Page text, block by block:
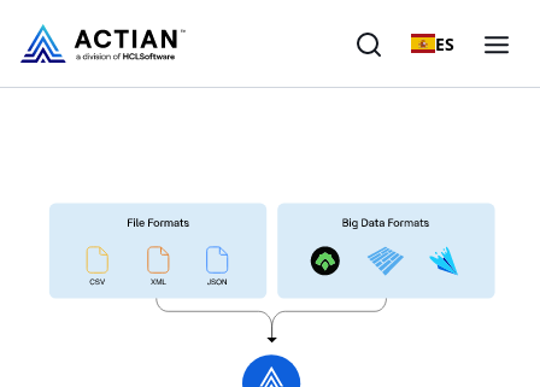
ES
Soluciones
Clientes